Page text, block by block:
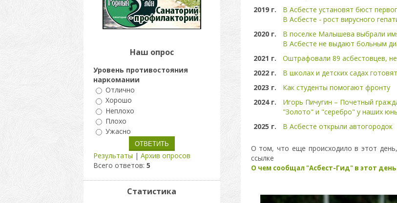
2019 г.
В Асбесте установят бюст
В Асбесте - рост вирусного
2020 г.
В поселке Малышева выбрали
В Асбесте не выдают больным
2021 г.
Оштрафовали 89 асбестовцев,
2022 г.
В школах и детских садах
2023 г.
Как студенты помогают фронту
2024 г.
Игорь Пичугин – Почетный
"Золото" и "серебро" у наших
2025 г.
В Асбесте открыли автогородок
О том, что еще происходило в этот
ссылке
О чем сообщал "Асбест-Гид" в этот день
Наш опрос
Уровень противостояния
наркомании
Отлично
Хорошо
Неплохо
Плохо
Ужасно
Результаты | Архив опросов
Всего ответов: 5
Статистика